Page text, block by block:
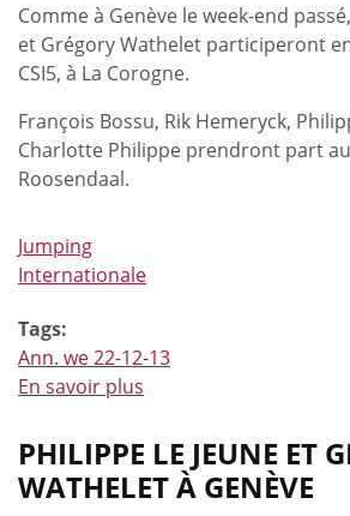
Comme à Genève le week-end
et Grégory Wathelet participeront
CSI5, à La Corogne.
François Bossu, Rik Hemeryck,
Charlotte Philippe prendront part au
Roosendaal.
Jumping
Internationale
Tags:
Ann. we 22-12-13
En savoir plus
de
François
Mathy
PHILIPPE LE JEUNE ET
WATHELET À GENÈVE